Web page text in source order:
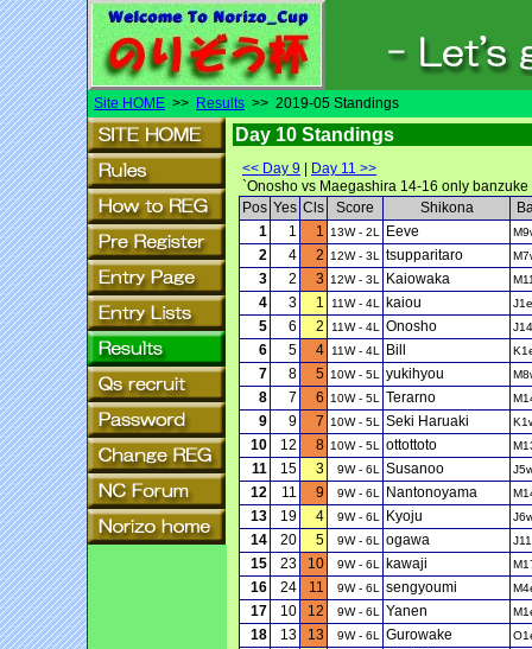
Site HOME >> Results >> 2019-05 Standings
Day 10 Standings
<< Day 9
Day 11 >>
`Onosho vs Maegashira 14-16 only
Pos Yes Cls Score Shikona
1
1 1 13W - 2L Eeve
2 4 2 12W - 3L tsupparitaro
3 2 3 12W - 3L Kaiowaka
4 3 1 11W - 4L kaiou J1e
5 6 2 11W - 4L Onosho
6 5 4 11W - 4L Bill
7 8 5 10W - 5L yukihyou
8 7 6 10W - 5L Terarno
9 9 7 10W - 5L Seki Haruaki
10 12 8 10W - 5L ottottoto
11 15 3 9W - 6L Susanoo
12 11 9 9W - 6L Nantonoyama
13 19 4 9W - 6L Kyoju
14 20 5 9W - 6L ogawa
15 23 10 9W - 6L kawaji
16 24 11 9W - 6L sengyoumi
17 10 12 9W - 6L Yanen
18 13 13 9W - 6L Gurowake